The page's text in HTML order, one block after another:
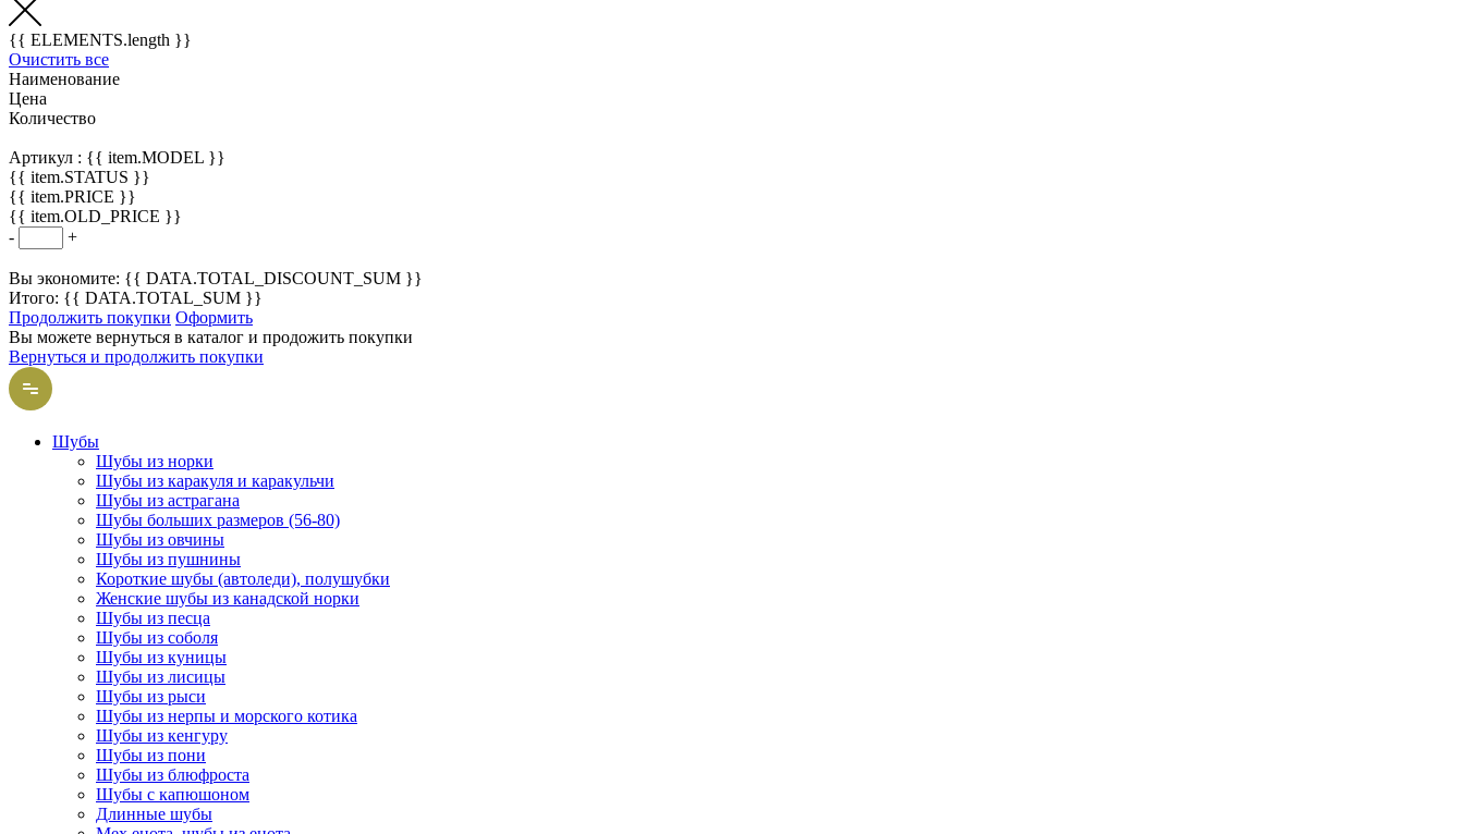
{{ ELEMENTS.length }}
Очистить все
Наименование
Цена
Количество
Артикул : {{ item.MODEL }}
{{ item.STATUS }}
{{ item.PRICE }}
{{ item.OLD_PRICE }}
-
+
Вы экономите: {{ DATA.TOTAL_DISCOUNT_SUM }}
Итого: {{ DATA.TOTAL_SUM }}
Продолжить покупки Оформить
Вы можете вернуться в каталог и продожить покупки
Вернуться и продолжить покупки
Шубы
Шубы из норки
Шубы из каракуля и каракульчи
Шубы из астрагана
Шубы больших размеров (56-80)
Шубы из овчины
Шубы из пушнины
Короткие шубы (автоледи), полушубки
Женские шубы из канадской норки
Шубы из песца
Шубы из соболя
Шубы из куницы
Шубы из лисицы
Шубы из рыси
Шубы из нерпы и морского котика
Шубы из кенгуру
Шубы из пони
Шубы из блюфроста
Шубы с капюшоном
Длинные шубы